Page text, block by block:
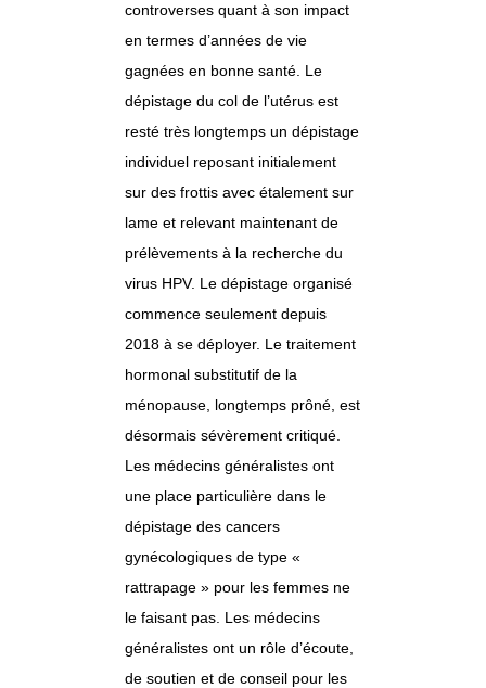
controverses quant à son impact
en termes d’années de vie
gagnées en bonne santé. Le
dépistage du col de l’utérus est
resté très longtemps un dépistage
individuel reposant initialement
sur des frottis avec étalement sur
lame et relevant maintenant de
prélèvements à la recherche du
virus HPV. Le dépistage organisé
commence seulement depuis
2018 à se déployer. Le traitement
hormonal substitutif de la
ménopause, longtemps prôné, est
désormais sévèrement critiqué.
Les médecins généralistes ont
une place particulière dans le
dépistage des cancers
gynécologiques de type «
rattrapage » pour les femmes ne
le faisant pas. Les médecins
généralistes ont un rôle d’écoute,
de soutien et de conseil pour les